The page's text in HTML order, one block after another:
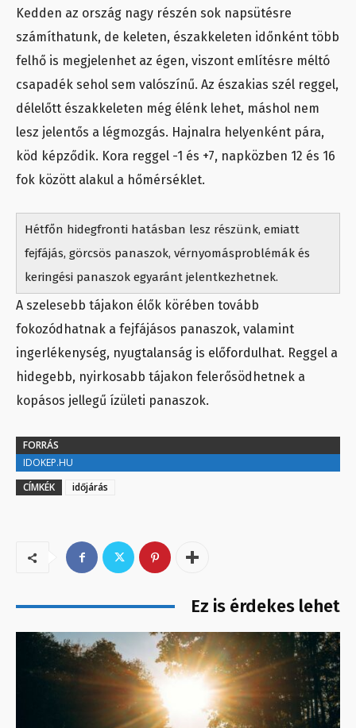
Kedden az ország nagy részén sok napsütésre
számíthatunk, de keleten, északkeleten időnként több
felhő is megjelenhet az égen, viszont említésre méltó
csapadék sehol sem valószínű. Az északias szél reggel,
délelőtt északkeleten még élénk lehet, máshol nem
lesz jelentős a légmozgás. Hajnalra helyenként pára,
köd képződik. Kora reggel -1 és +7, napközben 12 és 16
fok között alakul a hőmérséklet.
Hétfőn hidegfronti hatásban lesz részünk, emiatt
fejfájás, görcsös panaszok, vérnyomásproblémák és
keringési panaszok egyaránt jelentkezhetnek.
A szelesebb tájakon élők körében tovább
fokozódhatnak a fejfájásos panaszok, valamint
ingerlékenység, nyugtalanság is előfordulhat. Reggel a
hidegebb, nyirkosabb tájakon felerősödhetnek a
kopásos jellegű ízületi panaszok.
FORRÁS
IDOKEP.HU
CÍMKÉK
időjárás
Ez is érdekes lehet